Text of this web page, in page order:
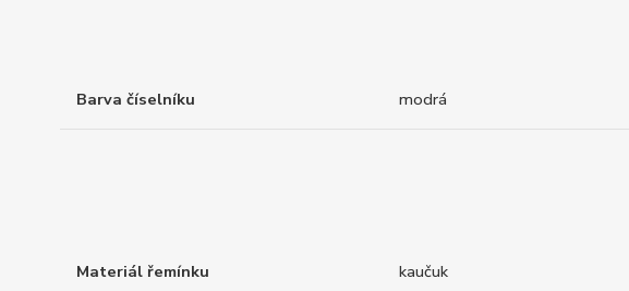
Barva číselníku modrá
Materiál řemínku kaučuk